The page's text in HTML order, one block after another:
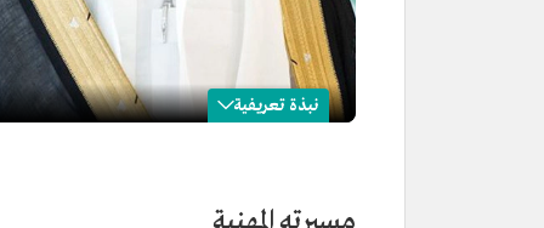
نبذة تعريفية
الاسم